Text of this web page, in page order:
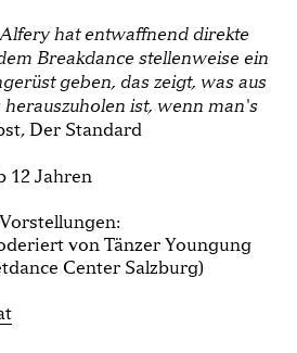
hat entwaffnend direkte
Breakdance stellenweise ein
geben, das zeigt, was aus
ist, wenn man's
Der Standard
12 Jahren
von Tänzer Youngung
Center Salzburg)